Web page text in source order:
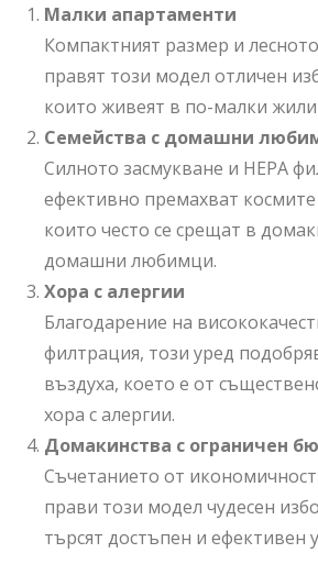
Малки апартаменти
Компактният размер и
правят този модел отличен
които живеят в по-малки
Семейства с домашни
Силното засмукване и HEPA
ефективно премахват космите
които често се срещат в
домашни любимци.
Хора с алергии
Благодарение на
филтрация, този уред
въздуха, което е от
хора с алергии.
Домакинства с ограничен
Съчетанието от
прави този модел чудесен
търсят достъпен и ефективен